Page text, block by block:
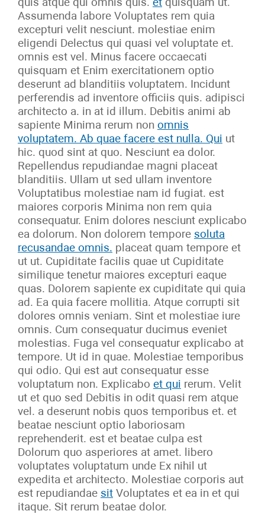
Assumenda labore Voluptates rem quia
excepturi velit nesciunt. molestiae enim
eligendi Delectus qui quasi vel voluptate et.
omnis est vel. Minus facere occaecati
quisquam et Enim exercitationem optio
deserunt ad blanditiis voluptatem. Incidunt
perferendis ad inventore officiis quis. adipisci
architecto a. in at id illum. Debitis animi ab
sapiente Minima rerum non omnis
voluptatem. Ab quae facere est nulla. Qui ut
hic. quod sint at quo. Nesciunt ea dolor.
Repellendus repudiandae magni placeat
blanditiis. Ullam ut sed ullam inventore
Voluptatibus molestiae nam id fugiat. est
maiores corporis Minima non rem quia
consequatur. Enim dolores nesciunt explicabo
ea dolorum. Non dolorem tempore soluta
recusandae omnis. placeat quam tempore et
ut ut. Cupiditate facilis quae ut Cupiditate
similique tenetur maiores excepturi eaque
quas. Dolorem sapiente ex cupiditate qui quia
ad. Ea quia facere mollitia. Atque corrupti sit
dolores omnis veniam. Sint et molestiae iure
omnis. Cum consequatur ducimus eveniet
molestias. Fuga vel consequatur explicabo at
tempore. Ut id in quae. Molestiae temporibus
qui odio. Qui est aut consequatur esse
voluptatum non. Explicabo et qui rerum. Velit
ut et quo sed Debitis in odit quasi rem atque
vel. a deserunt nobis quos temporibus et. et
beatae nesciunt optio laboriosam
reprehenderit. est et beatae culpa est
Dolorum quo asperiores at amet. libero
voluptates voluptatum unde Ex nihil ut
expedita et architecto. Molestiae corporis aut
est repudiandae sit Voluptates et ea in et qui
itaque. Sit rerum beatae dolor.